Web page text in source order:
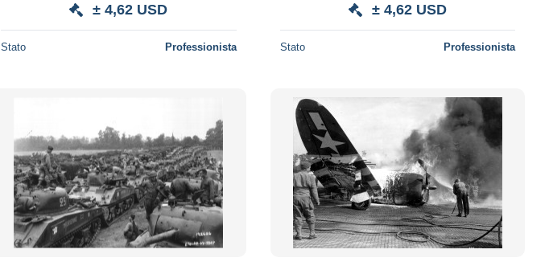
± 4,62 USD
Stato Professionista
± 4,62 USD
Stato Professionista